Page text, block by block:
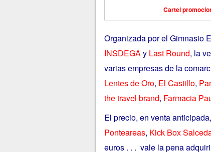
Cartel
Organizada por el Gimnasio
INSDEGAy Last Round, la
varias empresas de la
Lentes de Oro, El Castillo,
the travel brand, Farmacia
El precio, en venta
Ponteareas, Kick Box
euros . . . vale la pena